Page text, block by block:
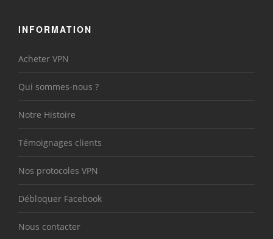
INFORMATION
Acheter VPN
Qui sommes-nous ?
Notre Histoire
Témoignages clients
Nos protocoles VPN
Débloquer Facebook
Nous contacter